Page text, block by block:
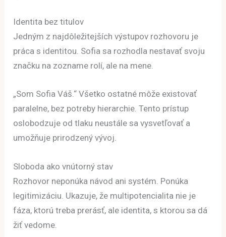
Identita bez titulov
Jedným z najdôležitejších výstupov rozhovoru je
práca s identitou. Sofia sa rozhodla nestavať svoju
značku na zozname rolí, ale na mene.
„Som Sofia Váš.“ Všetko ostatné môže existovať
paralelne, bez potreby hierarchie. Tento prístup
oslobodzuje od tlaku neustále sa vysvetľovať a
umožňuje prirodzený vývoj.
Sloboda ako vnútorný stav
Rozhovor neponúka návod ani systém. Ponúka
legitimizáciu. Ukazuje, že multipotencialita nie je
fáza, ktorú treba prerásť, ale identita, s ktorou sa dá
žiť vedome.